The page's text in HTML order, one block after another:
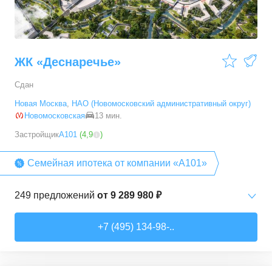
54,28–88,2м² 19 предложений
ЖК «Деснаречье»
Сдан
Новая Москва, НАО (Новомосковский административный округ)
Новомосковская
13 мин.
ЗастройщикА101 (4,9 )
Семейная ипотека от компании «А101»
249 предложений от 9 289 980 ₽
+7 (495) 134-98-..